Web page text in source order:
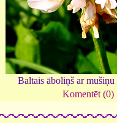
Baltais āboliņš ar
Komentēt (0)